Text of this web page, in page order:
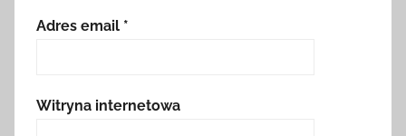
Adres email *
Witryna internetowa